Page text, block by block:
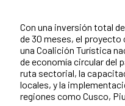
Con una inversión total
de 30 meses, el
una Coalición Turística
de economía circular del
ruta sectorial, la
locales, y la
regiones como Cusco,